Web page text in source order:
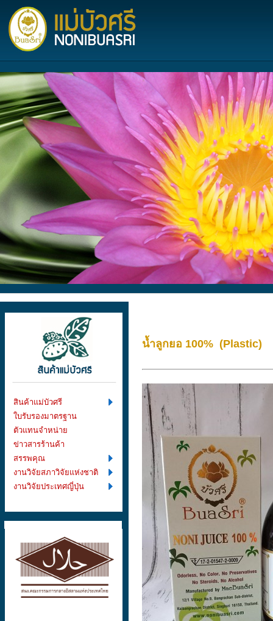
สินค้าแม่บัวศรี
ใบรับรองมาตรฐาน
ตัวแทนจำหน่าย
ข่าวสารร้านค้า
สรรพคุณ
งานวิจัยสภาวิจัยแห่งชาติ
งานวิจัยประเทศญี่ปุ่น
น้ำลูกยอ 100% (Plastic)